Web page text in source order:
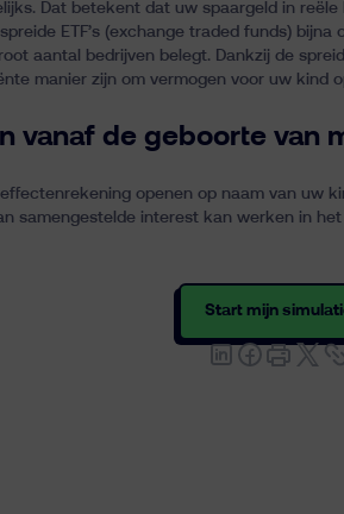
Dat betekent dat uw spaargeld in
ETF’s (exchange traded funds)
aantal bedrijven belegt. Dankzij de
manier zijn om vermogen voor uw kind
vanaf de geboorte van
openen op naam van uw
samengestelde interest kan werken in
Start mijn